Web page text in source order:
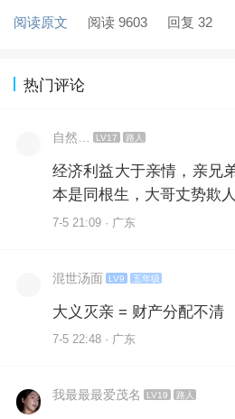
阅读原文 阅读 9603 回复 32
热门评论
自然… LV17 路人
经济利益大于亲情，亲兄
本是同根生，大哥丈势欺
7-5 21:09 · 广东
混世汤面 LV9 五年级
大义灭亲 = 财产分配不清
7-5 22:48 · 广东
我最最最爱茂名 LV19 路人